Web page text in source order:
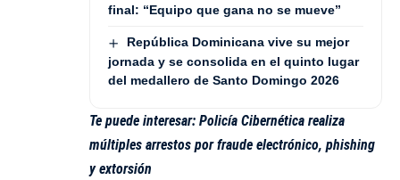
final: “Equipo que gana no se mueve”
República Dominicana vive su mejor
jornada y se consolida en el quinto lugar
del medallero de Santo Domingo 2026
Te puede interesar: Policía Cibernética realiza
múltiples arrestos por fraude electrónico, phishing
y extorsión